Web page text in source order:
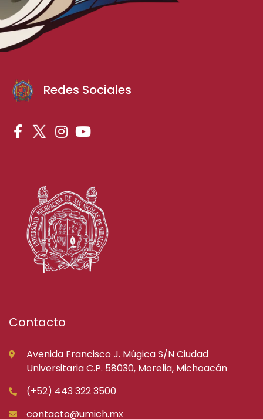
Redes Sociales
Contacto
Avenida Francisco J. Múgica S/N Ciudad
Universitaria C.P. 58030, Morelia, Michoacán
(+52) 443 322 3500
contacto@umich.mx